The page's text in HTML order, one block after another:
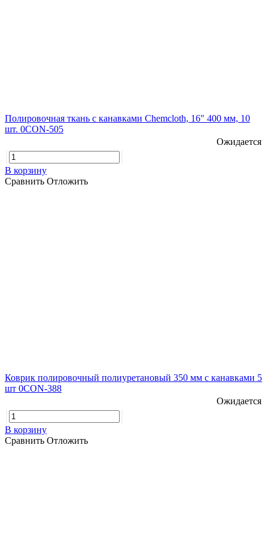
Полировочная ткань с канавками Chemcloth, 16" 400 мм, 10
шт. 0CON-505
Ожидается
В корзину
Сравнить Отложить
Коврик полировочный полиуретановый 350 мм с канавками 5
шт 0CON-388
Ожидается
В корзину
Сравнить Отложить